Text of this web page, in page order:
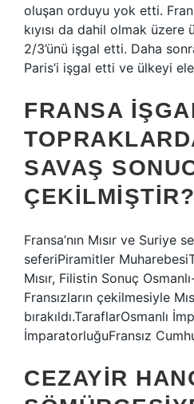
oluşan orduyu yok etti.
kıyısı da dahil olmak üzere
2/3’ünü işgal etti. Daha
Paris’i işgal etti ve ülkeyi
FRANSA
SAVAŞ
ÇEKILMIŞTIR?
Fransa’nın Mısır ve Suriye
seferiPiramitler
Mısır, Filistin Sonuç
Fransızların çekilmesiyle
bırakıldı.TaraflarOsmanlı
İmparatorluğuFransız
CEZAYIR